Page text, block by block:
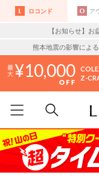
ロコンド ア
【お知らせ】
熊本地震の影響によ
10,000
Z-